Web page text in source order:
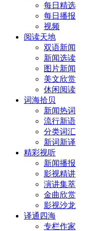
每日精选
每日播报
视频
阅读天地
双语新闻
新闻选读
图片新闻
美文欣赏
休闲阅读
词海拾贝
新闻热词
流行新语
分类词汇
新词新译
精彩视听
新闻播报
影视精讲
演讲集萃
金曲欣赏
影视沙龙
译通四海
专栏作家